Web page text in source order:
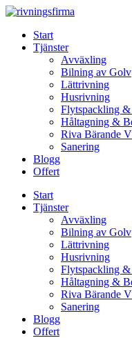
Skip
contentStart
Tjänster
Avväxling
Bilning av Golv
Lättrivning
Husrivning
Flytspackling
Håltagning &
Riva Bärande
Sanering
Blogg
Offert
Start
Tjänster
Avväxling
Bilning av Golv
Lättrivning
Husrivning
Flytspackling
Håltagning &
Riva Bärande
Sanering
Blogg
Offert